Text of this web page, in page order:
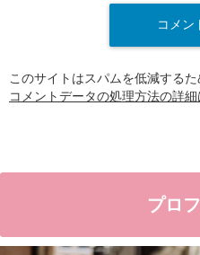
このサイトはスパムを低減する
コメントデータの処理方法の詳
プロ